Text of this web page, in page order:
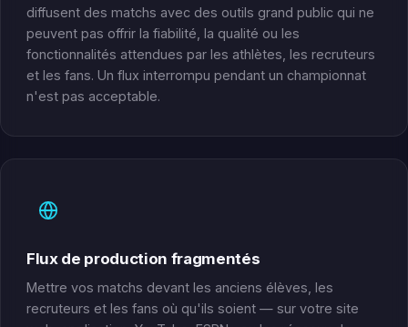
diffusent des matchs avec des outils grand public qui ne
peuvent pas offrir la fiabilité, la qualité ou les
fonctionnalités attendues par les athlètes, les recruteurs
et les fans. Un flux interrompu pendant un championnat
n'est pas acceptable.
Flux de production fragmentés
Mettre vos matchs devant les anciens élèves, les
recruteurs et les fans où qu'ils soient — sur votre site